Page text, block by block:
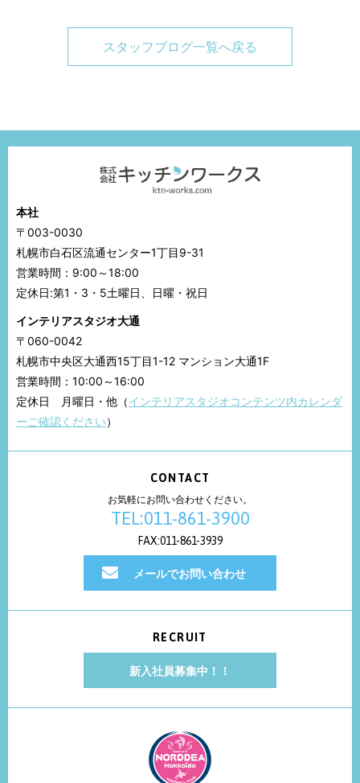
スタッフブログ一覧へ戻る
本社
〒003-0030
札幌市白石区流通センター1丁目9-31
営業時間：9:00～18:00
定休日:第1・3・5土曜日、日曜・祝日
インテリアスタジオ大通
〒060-0042
札幌市中央区大通西15丁目1-12 マンション大通1F
営業時間：10:00～16:00
定休日 月曜日・他（インテリアスタジオコンテンツ内カレンダ
ーご確認ください）
CONTACT
お気軽にお問い合わせください。
TEL:011-861-3900
FAX:011-861-3939
メールでお問い合わせ
RECRUIT
新入社員募集中！！